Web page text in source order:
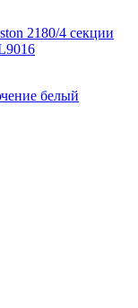
белый